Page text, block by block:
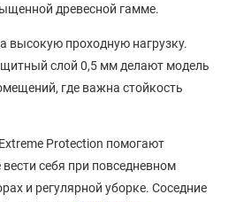
древесной гамме.
высокую проходную нагрузку.
слой 0,5 мм делают модель
где важна стойкость
Protection помогают
себя при повседневном
и регулярной уборке. Соседние